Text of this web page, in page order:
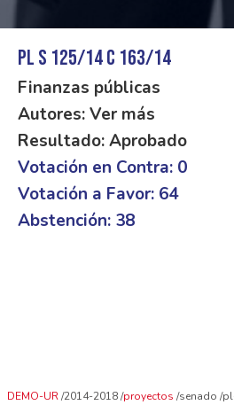
PL S 125/14 C 163/14
Finanzas públicas
Autores: Ver más
Resultado: Aprobado
Votación en Contra: 0
Votación a Favor: 64
Abstención: 38
DEMO-UR 2014-2018 proyectos senado